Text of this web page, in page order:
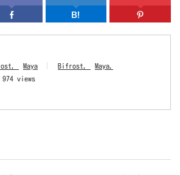
Twitter Facebook はてなブッ
Maya Bifrost
Maya
974 views